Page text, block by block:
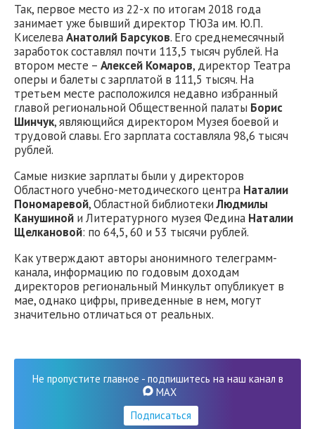
Так, первое место из 22-х по итогам 2018 года
занимает уже бывший директор ТЮЗа им. Ю.П.
КиселеваАнатолий Барсуков. Его среднемесячный
заработок составлял почти 113,5 тысяч рублей. На
втором месте – Алексей Комаров, директор Театра
оперы и балеты с зарплатой в 111,5 тысяч. На
третьем месте расположился недавно избранный
главой региональной Общественной палаты Борис
Шинчук, являющийся директором Музея боевой и
трудовой славы. Его зарплата составляла 98,6 тысяч
рублей.
Самые низкие зарплаты были у директоров
Областного учебно-методического центра Наталии
Пономаревой, Областной библиотекиЛюдмилы
Канушиной и Литературного музея Федина Наталии
Щелкановой: по 64,5, 60 и 53 тысячи рублей.
Как утверждают авторы анонимного телеграмм-
канала, информацию по годовым доходам
директоров региональный Минкульт опубликует в
мае, однако цифры, приведенные в нем, могут
значительно отличаться от реальных.
Не пропустите главное - подпишитесь на наш канал в
MAX
Подписаться